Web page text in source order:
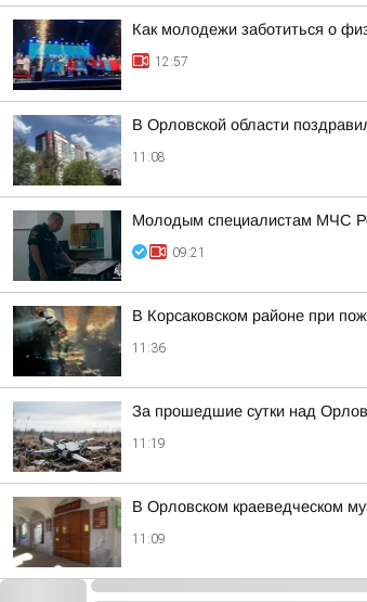
Как молодежи заботиться о
12:57
В Орловской области
11:08
Молодым специалистам МЧС
09:21
В Корсаковском районе при
11:36
За прошедшие сутки над
11:19
В Орловском краеведческом
11:09